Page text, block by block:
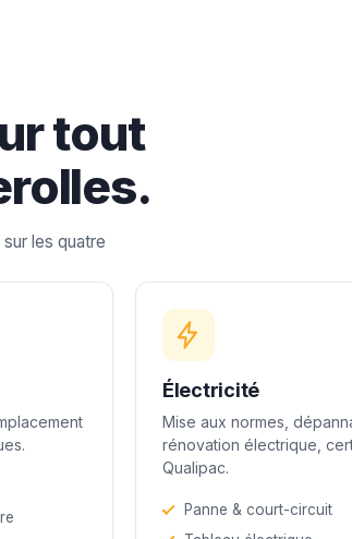
tout
les quatre
Électricité
Mise aux normes,
rénovation électrique,
Qualipac.
Panne & court-circuit